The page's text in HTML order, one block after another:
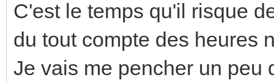
C'est le temps qu'il risque
du tout compte des heures
Je vais me pencher un peu